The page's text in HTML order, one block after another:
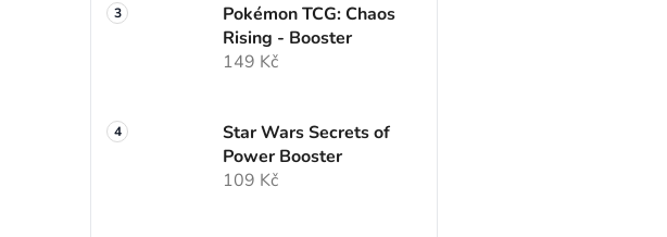
Pokémon TCG: Chaos
Rising - Booster
149 Kč
Star Wars Secrets of
Power Booster
109 Kč